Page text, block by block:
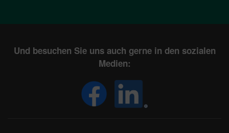
Und besuchen Sie uns auch gerne in den sozialen
Medien: